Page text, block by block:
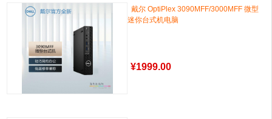
戴尔 OptiPlex 3090MFF/3000MFF 微型
迷你台式机电脑
¥1999.00